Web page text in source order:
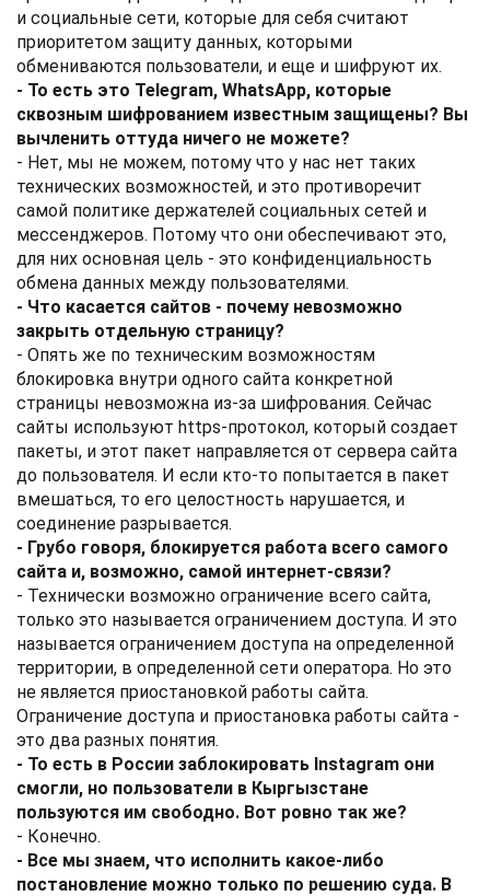
и социальные сети, которые для себя считают
приоритетом защиту данных, которыми
обмениваются пользователи, и еще и шифруют их.
- То есть это Telegram, WhatsApp, которые
сквозным шифрованием известным защищены? Вы
вычленить оттуда ничего не можете?
- Нет, мы не можем, потому что у нас нет таких
технических возможностей, и это противоречит
самой политике держателей социальных сетей и
мессенджеров. Потому что они обеспечивают это,
для них основная цель - это конфиденциальность
обмена данных между пользователями.
- Что касается сайтов - почему невозможно
закрыть отдельную страницу?
- Опять же по техническим возможностям
блокировка внутри одного сайта конкретной
страницы невозможна из-за шифрования. Сейчас
сайты используют https-протокол, который создает
пакеты, и этот пакет направляется от сервера сайта
до пользователя. И если кто-то попытается в пакет
вмешаться, то его целостность нарушается, и
соединение разрывается.
- Грубо говоря, блокируется работа всего самого
сайта и, возможно, самой интернет-связи?
- Технически возможно ограничение всего сайта,
только это называется ограничением доступа. И это
называется ограничением доступа на определенной
территории, в определенной сети оператора. Но это
не является приостановкой работы сайта.
Ограничение доступа и приостановка работы сайта -
это два разных понятия.
- То есть в России заблокировать Instagram они
смогли, но пользователи в Кыргызстане
пользуются им свободно. Вот ровно так же?
- Конечно.
- Все мы знаем, что исполнить какое-либо
постановление можно только по решению суда. В